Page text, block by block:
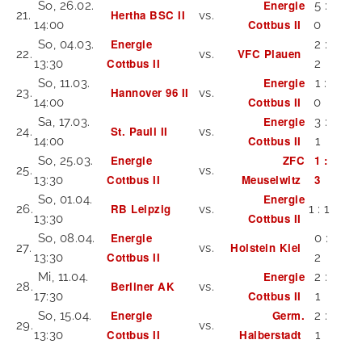
21.
So, 26.02.
14:00
Hertha BSC II vs.
Energie
Cottbus II
5 :
0
22.
So, 04.03.
13:30
Energie
Cottbus II
vs. VFC Plauen
2 :
2
23.
So, 11.03.
14:00
Hannover 96 II vs.
Energie
Cottbus II
1 :
0
24.
Sa, 17.03.
14:00
St. Pauli II vs.
Energie
Cottbus II
3 :
1
25.
So, 25.03.
13:30
Energie
Cottbus II
vs.
ZFC
Meuselwitz
1 :
3
26.
So, 01.04.
13:30
RB Leipzig vs.
Energie
Cottbus II
1 : 1
27.
So, 08.04.
13:30
Energie
Cottbus II
vs. Holstein Kiel
0 :
2
28.
Mi, 11.04.
17:30
Berliner AK vs.
Energie
Cottbus II
2 :
1
29.
So, 15.04.
13:30
Energie
Cottbus II
vs.
Germ.
Halberstadt
2 :
1